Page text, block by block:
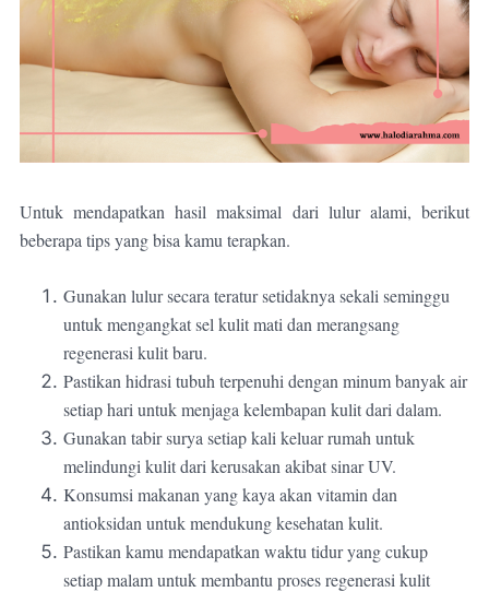
Untuk mendapatkan hasil maksimal dari lulur alami, berikut
beberapa tips yang bisa kamu terapkan.
Gunakan lulur secara teratur setidaknya sekali seminggu
untuk mengangkat sel kulit mati dan merangsang
regenerasi kulit baru.
Pastikan hidrasi tubuh terpenuhi dengan minum banyak air
setiap hari untuk menjaga kelembapan kulit dari dalam.
Gunakan tabir surya setiap kali keluar rumah untuk
melindungi kulit dari kerusakan akibat sinar UV.
Konsumsi makanan yang kaya akan vitamin dan
antioksidan untuk mendukung kesehatan kulit.
Pastikan kamu mendapatkan waktu tidur yang cukup
setiap malam untuk membantu proses regenerasi kulit